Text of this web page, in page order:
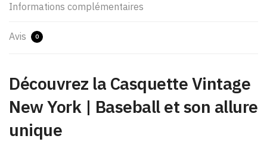
Informations complémentaires
Avis 0
Découvrez la Casquette Vintage
New York | Baseball et son allure
unique